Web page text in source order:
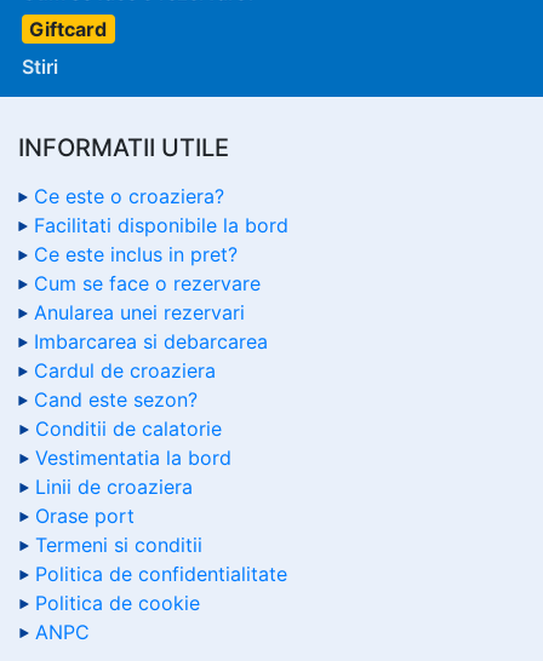
Giftcard
Stiri
INFORMATII UTILE
Ce este o croaziera?
Facilitati disponibile la bord
Ce este inclus in pret?
Cum se face o rezervare
Anularea unei rezervari
Imbarcarea si debarcarea
Cardul de croaziera
Cand este sezon?
Conditii de calatorie
Vestimentatia la bord
Linii de croaziera
Orase port
Termeni si conditii
Politica de confidentialitate
Politica de cookie
ANPC